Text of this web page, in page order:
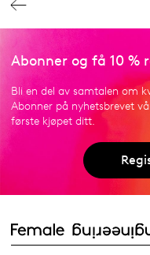
Abonner og få 10 %
Bli en del av samtalen om
Abonner på nyhetsbrevet
første kjøpet ditt.